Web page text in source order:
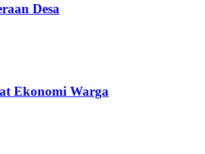
Desa
Ekonomi Warga